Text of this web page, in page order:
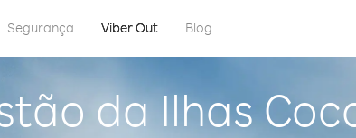
Segurança Viber Out Blog
da Ilhas